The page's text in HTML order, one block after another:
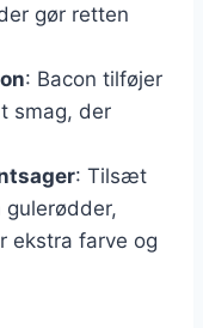
gør retten
: Bacon tilføjer
smag, der
: Tilsæt
gulerødder,
ekstra farve og